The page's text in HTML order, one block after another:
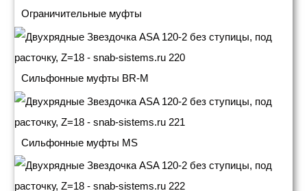
Ограничительные муфты
Сильфонные муфты BR-M
Сильфонные муфты MS